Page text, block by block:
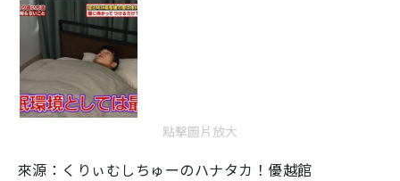
點擊圖片放大
來源： くりぃむしちゅーのハナタカ！優越館